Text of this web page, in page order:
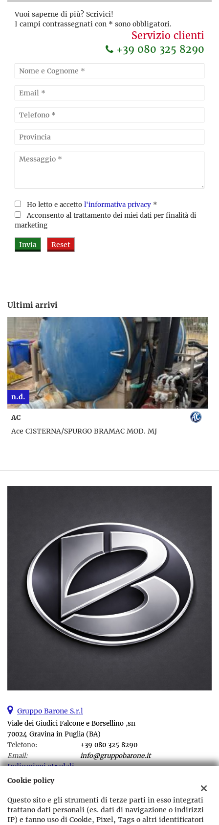
Vuoi saperne di più? Scrivici!
I campi contrassegnati con * sono obbligatori.
Servizio clienti
+39 080 325 8290
Ho letto e accetto l'informativa privacy *
Acconsento al trattamento dei miei dati per finalità di
marketing
Ultimi arrivi
n.d.
AC
Ace CISTERNA/SPURGO BRAMAC MOD. MJ
Gruppo Barone S.r.l
Viale dei Giudici Falcone e Borsellino ,sn
70024 Gravina in Puglia (BA)
Telefono:
+39 080 325 8290
Email:
info@gruppobarone.it
Indicazioni stradali
Dati fiscali:
Gruppo Barone srl
Viale dei Giudici Falcone e Borsellino ,sn Gravina in Puglia (BA)
Cookie policy
Questo sito e gli strumenti di terze parti in esso integrati
trattano dati personali (es. dati di navigazione o indirizzi
IP) e fanno uso di Cookie, Pixel, Tags o altri identificatori